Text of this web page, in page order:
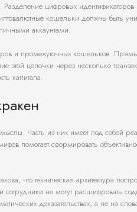
цифровых
кошельки должны быть
аккаунтами.
и промежуточных кошельков.
цепочки через несколько
капитала.
Часть из них имеет под собой
помогает сформировать
что техническая архитектура
не могут расшифровать
доказательствах, а не на